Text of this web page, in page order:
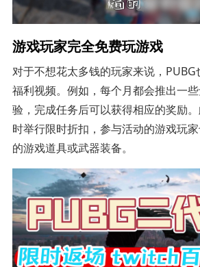
游戏玩家完全免费玩游戏
对于不想花太多钱的玩家来说，
福利视频。例如，每个月都会推出一
验，完成任务后可以获得相应的奖励
时举行限时折扣，参与活动的游戏玩
的游戏道具或武器装备。